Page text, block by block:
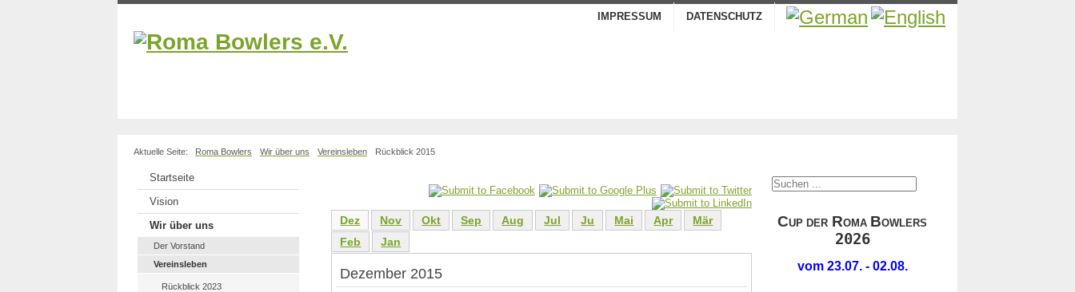
IMPRESSUM DATENSCHUTZ
Aktuelle Seite: Roma Bowlers Wir über uns Vereinsleben Rückblick 2015
Startseite
Vision
Wir über uns
Der Vorstand
Vereinsleben
Rückblick 2023
Dez Nov Okt Sep Aug Jul Ju Mai Apr
Mär
Feb
Jan
Dezember 2015
CUP DER ROMA BOWLERS
2026
vom 23.07. - 02.08.